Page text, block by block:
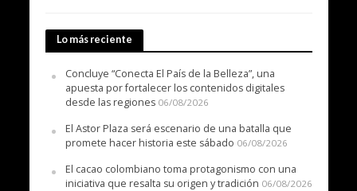
Lo más reciente
Concluye “Conecta El País de la Belleza”, una
apuesta por fortalecer los contenidos digitales
desde las regiones 06/08/2026
El Astor Plaza será escenario de una batalla que
promete hacer historia este sábado 06/08/2026
El cacao colombiano toma protagonismo con una
iniciativa que resalta su origen y tradición 06/08/2026